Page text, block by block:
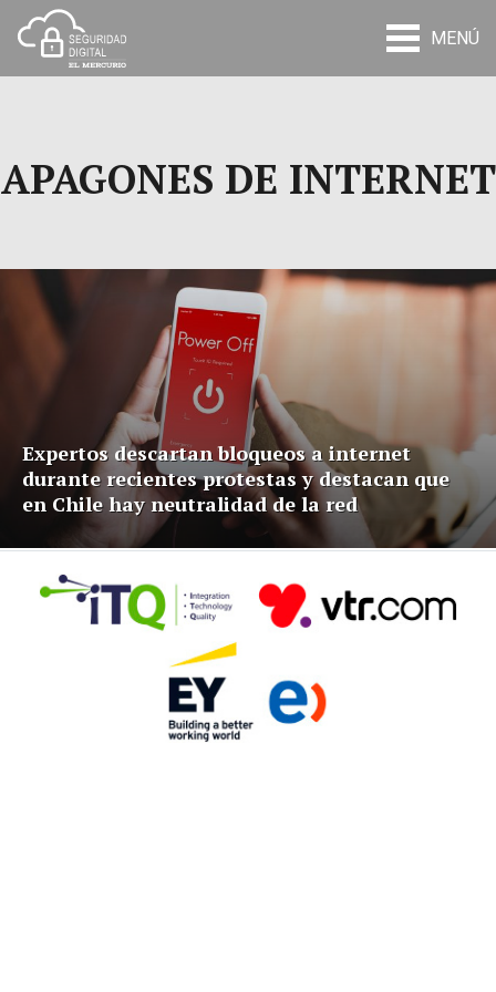
MENÚ
APAGONES DE INTERNET
Expertos descartan bloqueos a internet
durante recientes protestas y destacan que
en Chile hay neutralidad de la red